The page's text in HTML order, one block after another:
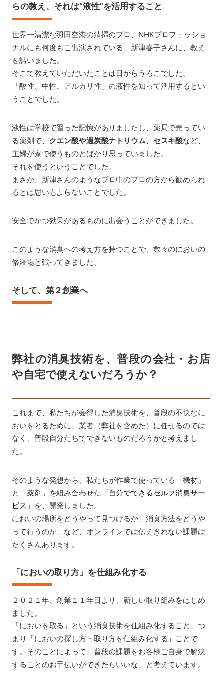
らの教え、それは“液性”を活用すること
世界一清潔な羽田空港の清掃のプロ、NHKプロフェッショ
ナルにも何度もご出演されている、新津春子さんに、教え
を請いました。
そこで教えていただいたことは目からうろこでした。
「酸性、中性、アルカリ性」の液性を知って活用するとい
うことでした。
液性は学校で習った記憶がありましたし、薬局で売ってい
る薬剤で、 クエン酸や過炭酸ナトリウム、セスキ酸など、
主婦が家で使うものとばかり思っていました。
それを使うということでした。
まさか、新津さんのようなプロ中のプロの方から勧められ
るとは思いもよらないことでした。
安全でかつ効果があるものに出会うことができました。
このような消臭への考え方を持つことで、数々のにおいの
修羅場と戦ってきました。
そして、第２創業へ
弊社の消臭技術を、普段の会社・お店
や自宅で使えないだろうか？
これまで、私たちが会得した消臭技術を、普段の不快なに
おいをとるために、業者（弊社を含めた）に任せるのでは
なく、普段自分たちでできないものだろうかと考えまし
た。
そのような発想から、私たちが作業で使っている「機材」
と「薬剤」を組み合わせた 「自分でできるセルフ消臭サー
ビス」 を、開発しました。
においの場所をどうやって見つけるか、消臭方法をどうや
って行うのか、など、オンラインでは伝えきれない課題は
たくさんあります。
「においの取り方」を仕組み化する
２０２１年、創業１１年目より、新しい取り組みをはじめ
ました。
「においを取る」という消臭技術を仕組み化すること、つ
まり「においの探し方・取り方を仕組み化する」ことで
す。そのことによって、普段の課題をお客様ご自身で解決
することのお手伝いができたらいいな、と考えています。